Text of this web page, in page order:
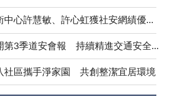
本縣心衛中心許慧敏、許心虹獲社安網績優表揚
縣府召開第3季道安會報 持續精進交通安全作為
社區攜手淨家園 共創整潔宜居環境